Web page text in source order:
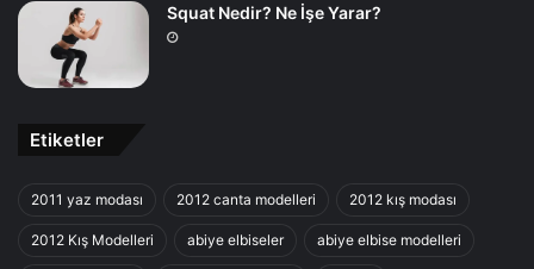
Squat Nedir? Ne İşe Yarar?
Etiketler
2011 yaz modası 2012 canta modelleri 2012 kış modası
2012 Kış Modelleri abiye elbiseler abiye elbise modelleri